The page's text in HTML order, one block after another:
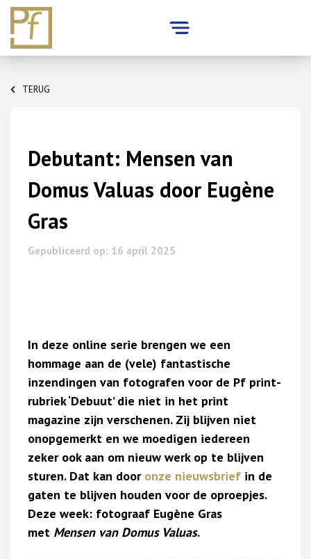
content
TERUG
Debutant: Mensen van
Domus Valuas door Eugène
Gras
Gepubliceerd op: 16 april 2025
In deze online serie brengen we een
hommage aan de (vele) fantastische
inzendingen van fotografen voor de Pf print-
rubriek ‘Debuut’ die niet in het print
magazine zijn verschenen. Zij blijven niet
onopgemerkt en we moedigen iedereen
zeker ook aan om nieuw werk op te blijven
sturen. Dat kan door onze nieuwsbrief in de
gaten te blijven houden voor de oproepjes.
Deze week: fotograaf Eugène Gras
met Mensen van Domus Valuas.